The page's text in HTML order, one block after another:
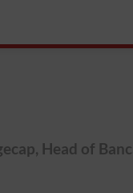
Head of